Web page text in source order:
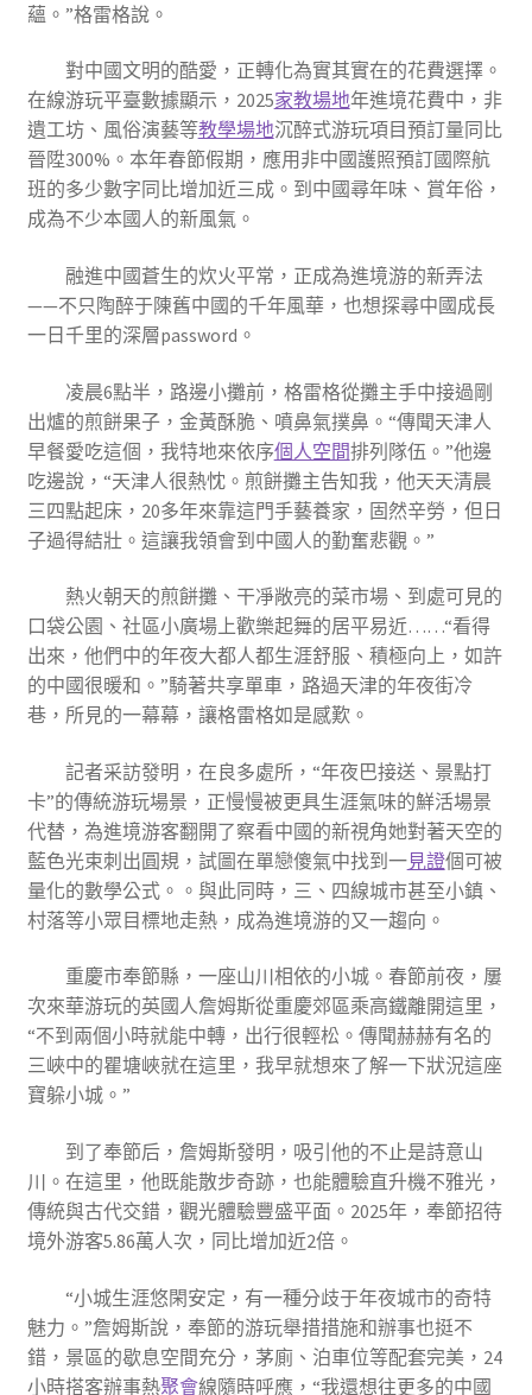
蘊。”格雷格說。
對中國文明的酷愛，正轉化為實其實在的花費選擇。
在線游玩平臺數據顯示，2025家教場地年進境花費中，非
遺工坊、風俗演藝等教學場地沉醉式游玩項目預訂量同比
晉陞300%。本年春節假期，應用非中國護照預訂國際航
班的多少數字同比增加近三成。到中國尋年味、賞年俗，
成為不少本國人的新風氣。
融進中國蒼生的炊火平常，正成為進境游的新弄法
——不只陶醉于陳舊中國的千年風華，也想探尋中國成長
一日千里的深層password。
凌晨6點半，路邊小攤前，格雷格從攤主手中接過剛
出爐的煎餅果子，金黃酥脆、噴鼻氣撲鼻。“傳聞天津人
早餐愛吃這個，我特地來依序個人空間排列隊伍。”他邊
吃邊說，“天津人很熱忱。煎餅攤主告知我，他天天清晨
三四點起床，20多年來靠這門手藝養家，固然辛勞，但日
子過得結壯。這讓我領會到中國人的勤奮悲觀。”
熱火朝天的煎餅攤、干凈敞亮的菜市場、到處可見的
口袋公園、社區小廣場上歡樂起舞的居平易近……“看得
出來，他們中的年夜大都人都生涯舒服、積極向上，如許
的中國很暖和。”騎著共享單車，路過天津的年夜街冷
巷，所見的一幕幕，讓格雷格如是感歎。
記者采訪發明，在良多處所，“年夜巴接送、景點打
卡”的傳統游玩場景，正慢慢被更具生涯氣味的鮮活場景
代替，為進境游客翻開了察看中國的新視角她對著天空的
藍色光束刺出圓規，試圖在單戀傻氣中找到一見證個可被
量化的數學公式。。與此同時，三、四線城市甚至小鎮、
村落等小眾目標地走熱，成為進境游的又一趨向。
重慶市奉節縣，一座山川相依的小城。春節前夜，屢
次來華游玩的英國人詹姆斯從重慶郊區乘高鐵離開這里，
“不到兩個小時就能中轉，出行很輕松。傳聞赫赫有名的
三峽中的瞿塘峽就在這里，我早就想來了解一下狀況這座
寶躲小城。”
到了奉節后，詹姆斯發明，吸引他的不止是詩意山
川。在這里，他既能散步奇跡，也能體驗直升機不雅光，
傳統與古代交錯，觀光體驗豐盛平面。2025年，奉節招待
境外游客5.86萬人次，同比增加近2倍。
“小城生涯悠閑安定，有一種分歧于年夜城市的奇特
魅力。”詹姆斯說，奉節的游玩舉措措施和辦事也挺不
錯，景區的歇息空間充分，茅廁、泊車位等配套完美，24
小時搭客辦事熱聚會線隨時呼應，“我還想往更多的中國